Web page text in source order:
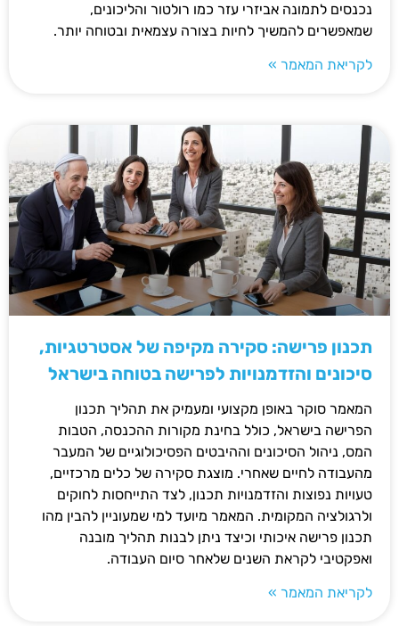
נכנסים לתמונה אביזרי עזר כמו רולטור והליכונים,
שמאפשרים להמשיך לחיות בצורה עצמאית ובטוחה יותר.
לקריאת המאמר »
תכנון פרישה: סקירה מקיפה של אסטרטגיות,
סיכונים והזדמנויות לפרישה בטוחה בישראל
המאמר סוקר באופן מקצועי ומעמיק את תהליך תכנון
הפרישה בישראל, כולל בחינת מקורות ההכנסה, הטבות
המס, ניהול הסיכונים וההיבטים הפסיכולוגיים של המעבר
מהעבודה לחיים שאחרי. מוצגת סקירה של כלים מרכזיים,
טעויות נפוצות והזדמנויות תכנון, לצד התייחסות לחוקים
ולרגולציה המקומית. המאמר מיועד למי שמעוניין להבין מהו
תכנון פרישה איכותי וכיצד ניתן לבנות תהליך מובנה
ואפקטיבי לקראת השנים שלאחר סיום העבודה.
לקריאת המאמר »